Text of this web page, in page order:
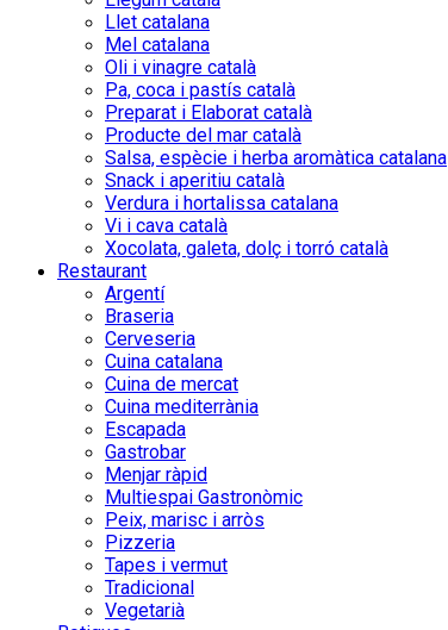
Llet catalana
Mel catalana
Oli i vinagre català
Pa, coca i pastís català
Preparat i Elaborat català
Producte del mar català
Salsa, espècie i herba aromàtica catalana
Snack i aperitiu català
Verdura i hortalissa catalana
Vi i cava català
Xocolata, galeta, dolç i torró català
Restaurant
Argentí
Braseria
Cerveseria
Cuina catalana
Cuina de mercat
Cuina mediterrània
Escapada
Gastrobar
Menjar ràpid
Multiespai Gastronòmic
Peix, marisc i arròs
Pizzeria
Tapes i vermut
Tradicional
Vegetarià